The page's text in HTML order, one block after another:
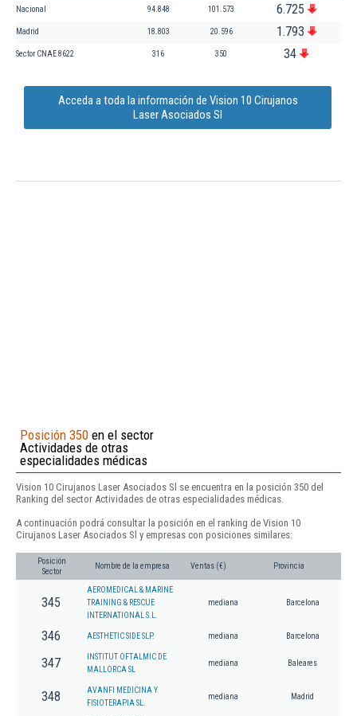
Nacional 94.848 101.573 6.725
Madrid 18.803 20.596 1.793
Sector CNAE 8622 316 350 34
Acceda a toda la información de Vision 10 Cirujanos
Laser Asociados Sl
Posición 350 en el sector
Actividades de otras
especialidades médicas
Vision 10 Cirujanos Laser Asociados Sl se encuentra en la posición 350 del
Ranking del sector Actividades de otras especialidades médicas.
A continuación podrá consultar la posición en el ranking de Vision 10
Cirujanos Laser Asociados Sl y empresas con posiciones similares:
Posición
Sector
Nombre de la empresa Ventas (€) Provincia
345
AEROMEDICAL & MARINE
TRAINING & RESCUE
INTERNATIONAL S.L.
mediana Barcelona
346 AESTHETIC SIDE SLP. mediana Barcelona
347
INSTITUT OFTALMIC DE
MALLORCA SL
mediana Baleares
348
AVANFI MEDICINA Y
FISIOTERAPIA SL.
mediana Madrid